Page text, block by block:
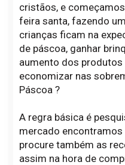
cristãos, e
feira santa, fazendo
crianças ficam na
de páscoa, ganhar
aumento dos
economizar nas
Páscoa ?
A regra básica é
mercado
procure também as
assim na hora de